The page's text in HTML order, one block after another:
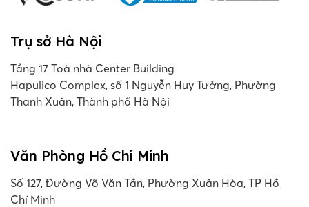
Trụ sở Hà Nội
Tầng 17 Toà nhà Center Building
Hapulico Complex, số 1 Nguyễn Huy Tưởng, Phường
Thanh Xuân, Thành phố Hà Nội
Văn Phòng Hồ Chí Minh
Số 127, Đường Võ Văn Tần, Phường Xuân Hòa, TP Hồ
Chí Minh